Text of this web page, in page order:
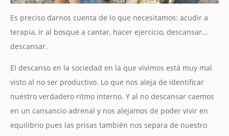
Es preciso darnos cuenta de lo que necesitamos: acudir a
terapia, ir al bosque a cantar, hacer ejercicio, descansar…
descansar.
El descanso en la sociedad en la que vivimos está muy mal
visto al no ser productivo. Lo que nos aleja de identificar
nuestro verdadero ritmo interno. Y al no descansar caemos
en un cansancio adrenal y nos alejamos de poder vivir en
equilibrio pues las prisas también nos separa de nuestro